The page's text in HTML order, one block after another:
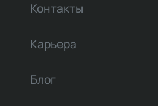
Контакты
Карьера
Блог